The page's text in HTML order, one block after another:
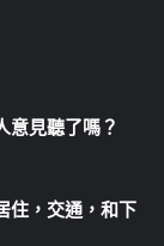
見聽了嗎？
住，交通，和下